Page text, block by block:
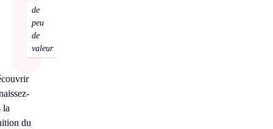
de
peu
de
valeur
la
du